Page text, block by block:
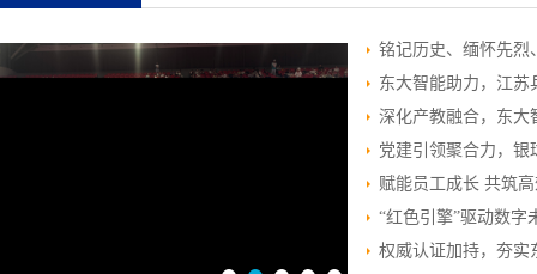
铭记历史、缅怀先烈
东大智能助力，江苏
深化产教融合，东大
党建引领聚合力，
赋能员工成长 共筑
“红色引擎”驱动数
权威认证加持，夯实